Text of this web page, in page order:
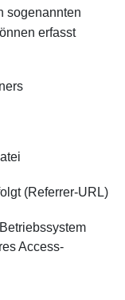
sogenannten
erfasst
(Referrer-URL)
Access-